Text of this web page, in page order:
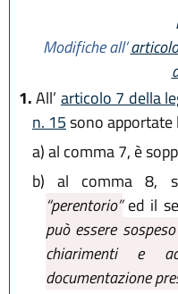
Modifiche all’
1.All’ articolo 7 della
n. 15sono
a)al comma 7, è
b) al comma 8,
“perentorio”ed il
può essere
chiarimenti e
documentazione